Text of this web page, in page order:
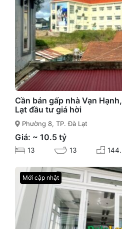
Cần bán gấp nhà Vạn
Lạt đầu tư giá hời
Phường 8, TP. Đà Lạt
Giá: ~ 10.5 tỷ
13 13
Mới cập nhật